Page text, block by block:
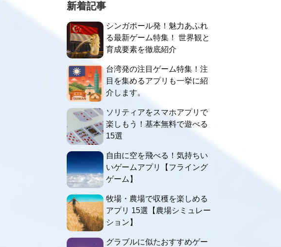
新着記事
シンガポール発！魅力あふれ
る最新ゲーム特集！ 世界観と
育成要素を徹底紹介
台湾発の注目ゲーム特集！注
目を集めるアプリも一挙に紹
介します。
ソリティアをスマホアプリで
楽しもう！基本無料で遊べる
15選
自由に空を飛べる！気持ちい
いゲームアプリ【フライング
ゲーム】
牧場・農場で収穫を楽しめる
アプリ 15選【農場シミュレー
ション】
グラブルに似たおすすめゲー